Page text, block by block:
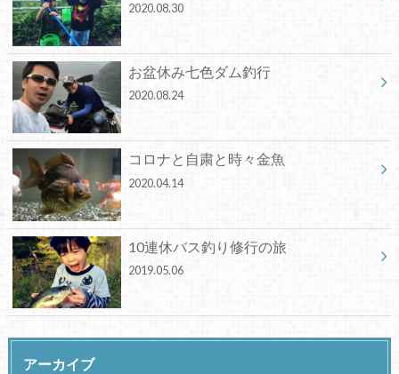
2020.08.30
お盆休み七色ダム釣行
2020.08.24
コロナと自粛と時々金魚
2020.04.14
10連休バス釣り修行の旅
2019.05.06
アーカイブ